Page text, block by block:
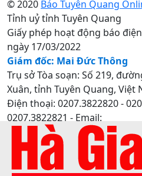
© 2020 Báo Tuyên Quang
Tỉnh uỷ tỉnh Tuyên Quang
Giấy phép hoạt động báo
ngày 17/03/2022
Giám đốc: Mai Đức Thông
Trụ sở Tòa soạn: Số 219,
Xuân, tỉnh Tuyên Quang, Việt
Điện thoại: 0207.3822820 -
0207.3822821 - Email: